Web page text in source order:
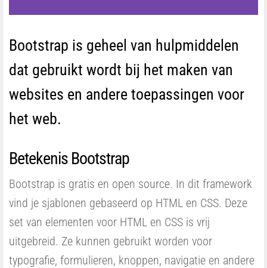
Bootstrap is geheel van hulpmiddelen
dat gebruikt wordt bij het maken van
websites en andere toepassingen voor
het web.
Betekenis Bootstrap
Bootstrap is gratis en open source. In dit framework
vind je sjablonen gebaseerd op HTML en CSS. Deze
set van elementen voor HTML en CSS is vrij
uitgebreid. Ze kunnen gebruikt worden voor
typografie, formulieren, knoppen, navigatie en andere